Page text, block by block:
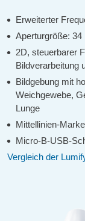
Erweiterter
Aperturgröße: 34
2D, steuerbarer
Bildverarbeitung
Bildgebung mit
Weichgewebe,
Lunge
Mittellinien-
Micro-B-USB-
Vergleich der